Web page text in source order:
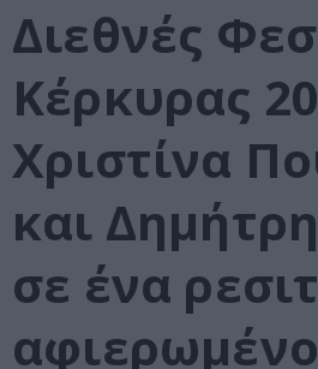
Διεθνές
Κέρκυρας
Χριστίνα
και
σε ένα